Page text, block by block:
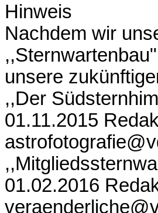
Hinweis
Nachdem wir
unsere
,,Der
01.11.2015
01.02.2016